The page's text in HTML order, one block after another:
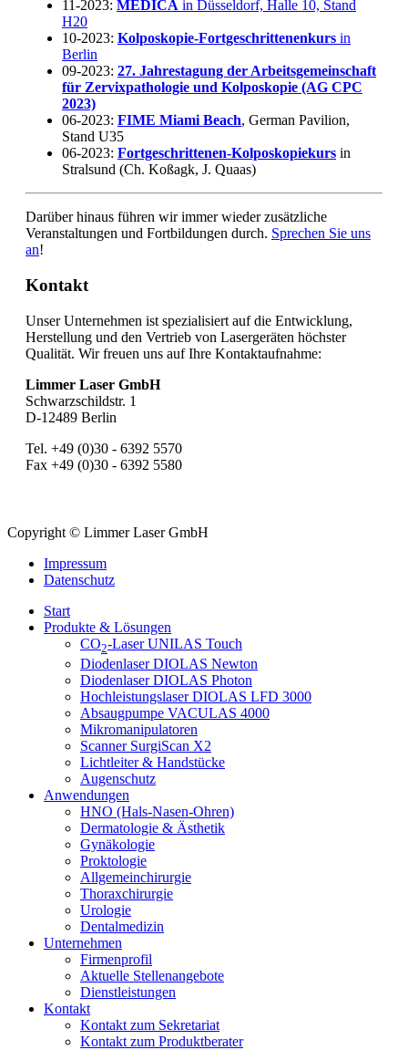
11-2023: MEDICA in Düsseldorf, Halle 10, Stand
H20
10-2023: Kolposkopie-Fortgeschrittenenkurs in
Berlin
09-2023: 27. Jahrestagung der Arbeitsgemeinschaft
für Zervixpathologie und Kolposkopie (AG CPC
2023)
06-2023: FIME Miami Beach, German Pavilion,
Stand U35
06-2023: Fortgeschrittenen-Kolposkopiekurs in
Stralsund (Ch. Koßagk, J. Quaas)
Darüber hinaus führen wir immer wieder zusätzliche
Veranstaltungen und Fortbildungen durch. Sprechen Sie uns
an!
Kontakt
Unser Unternehmen ist spezialisiert auf die Entwicklung,
Herstellung und den Vertrieb von Lasergeräten höchster
Qualität. Wir freuen uns auf Ihre Kontaktaufnahme:
Limmer Laser GmbH
Schwarzschildstr. 1
D-12489 Berlin
Tel. +49 (0)30 - 6392 5570
Fax +49 (0)30 - 6392 5580
Copyright © Limmer Laser GmbH
Impressum
Datenschutz
Start
Produkte & Lösungen
CO2-Laser UNILAS Touch
Diodenlaser DIOLAS Newton
Diodenlaser DIOLAS Photon
Hochleistungslaser DIOLAS LFD 3000
Absaugpumpe VACULAS 4000
Mikromanipulatoren
Scanner SurgiScan X2
Lichtleiter & Handstücke
Augenschutz
Anwendungen
HNO (Hals-Nasen-Ohren)
Dermatologie & Ästhetik
Gynäkologie
Proktologie
Allgemeinchirurgie
Thoraxchirurgie
Urologie
Dentalmedizin
Unternehmen
Firmenprofil
Aktuelle Stellenangebote
Dienstleistungen
Kontakt
Kontakt zum Sekretariat
Kontakt zum Produktberater